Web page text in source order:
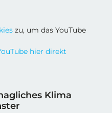
zu, um das YouTube
hier direkt
Klima